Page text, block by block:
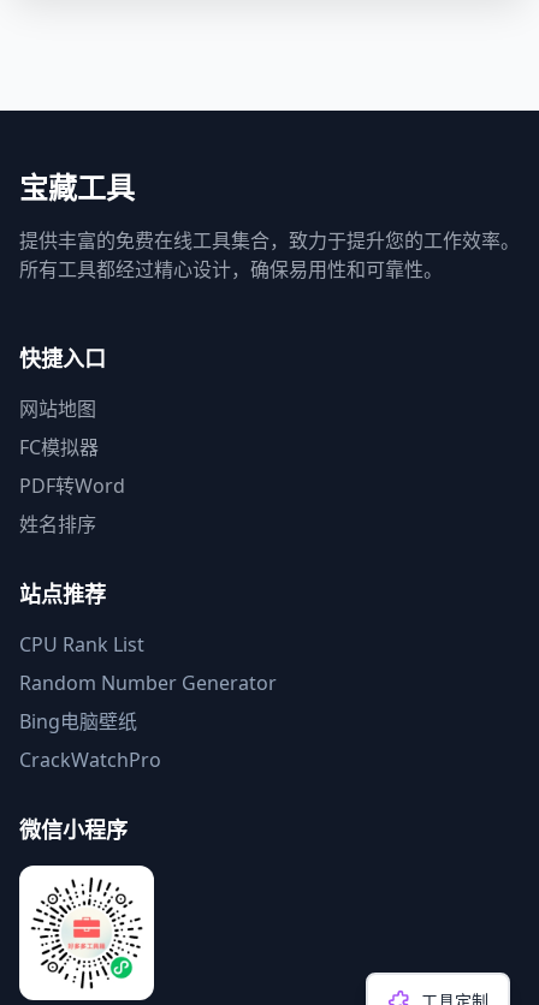
宝藏工具
提供丰富的免费在线工具集合，致力于提升您的工作效率。
所有工具都经过精心设计，确保易用性和可靠性。
快捷入口
网站地图
FC模拟器
PDF转Word
姓名排序
站点推荐
CPU Rank List
Random Number Generator
Bing电脑壁纸
CrackWatchPro
微信小程序